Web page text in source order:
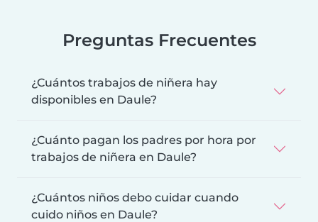
Preguntas Frecuentes
¿Cuántos trabajos de niñera hay
disponibles en Daule?
¿Cuánto pagan los padres por hora por
trabajos de niñera en Daule?
¿Cuántos niños debo cuidar cuando
cuido niños en Daule?